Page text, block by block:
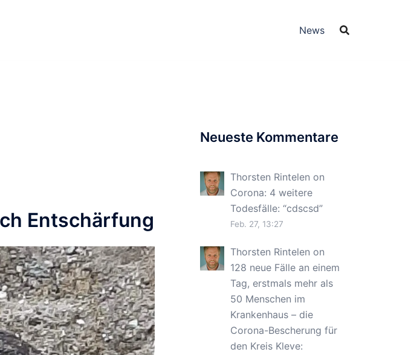
News
Entschärfung
Neueste Kommentare
Thorsten Rintelen on
Corona: 4 weitere
Todesfälle: “cdscsd”
Feb. 27, 13:27
Thorsten Rintelen on
128 neue Fälle an einem
Tag, erstmals mehr als
50 Menschen im
Krankenhaus – die
Corona-Bescherung für
den Kreis Kleve: